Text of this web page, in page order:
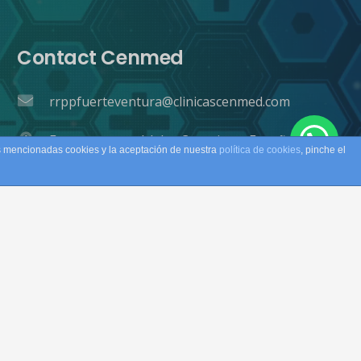
Contact Cenmed
rrppfuerteventura@clinicascenmed.com
Fuerteventura | Islas Canarias. » España
cookies y la aceptación de nuestra política de cookies, pinche el